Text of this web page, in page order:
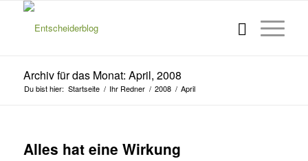
Archiv für das Monat: April, 2008
Du bist hier: Startseite / Ihr Redner / 2008 / April
Alles hat eine Wirkung